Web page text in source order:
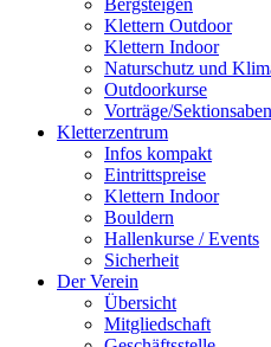
Bergsteigen
Klettern Outdoor
Klettern Indoor
Naturschutz und
Outdoorkurse
Vorträge/
Kletterzentrum
Infos kompakt
Eintrittspreise
Klettern Indoor
Bouldern
Hallenkurse / Events
Sicherheit
Der Verein
Übersicht
Mitgliedschaft